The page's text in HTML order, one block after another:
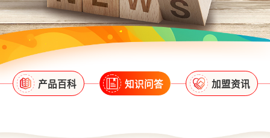
产品百科 知识问答 加盟资讯